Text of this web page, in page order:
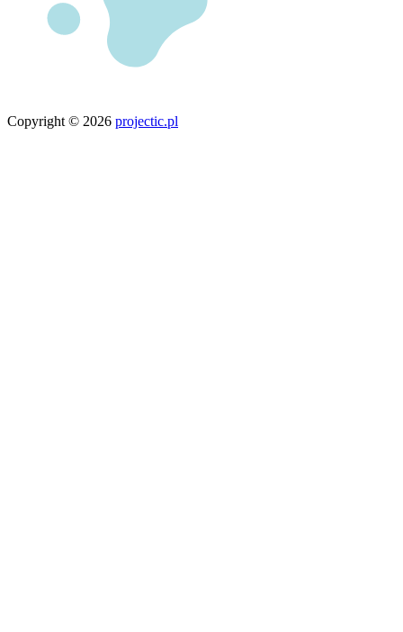
Copyright © 2026 projectic.pl